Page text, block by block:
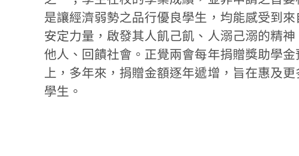
是讓經濟弱勢之品行優良學生，均能感受到來
安定力量，啟發其人飢己飢、人溺己溺的精
他人、回饋社會。正覺兩會每年捐贈獎助學金
上，多年來，捐贈金額逐年遞增，旨在惠及
學生。